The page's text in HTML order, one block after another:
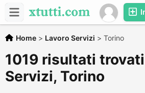
Home > Lavoro Servizi > Torino
1019 risultati
Servizi, Torino